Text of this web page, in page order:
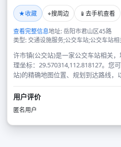
★收藏 ⌖搜周边 📱 去手机查看
查看完整信息地址: 岳阳市君山区45路
类型: 交通设施服务;公交车站;公交车站相
许市镇(公交站)是一家公交车站相关
理坐标：29.570314,112.818127。您
站)的精确地图位置、规划到达路线，
用户评价
匿名用户